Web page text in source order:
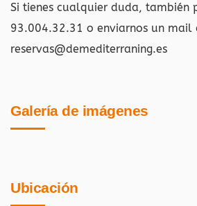
Si tienes cualquier duda, también
93.004.32.31 o enviarnos un mail
reservas@demediterraning.es
Galería de imágenes
Ubicación